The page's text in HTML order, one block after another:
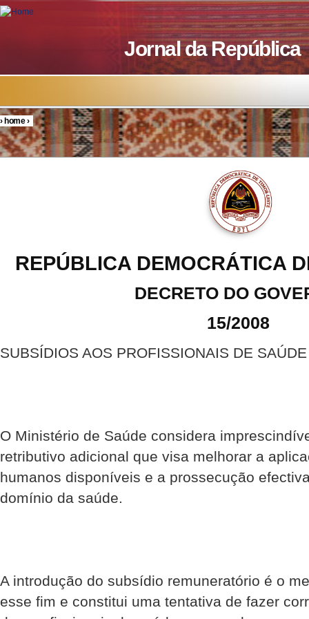
Skip to main content
Jornal da República
You are here
›home›
REPÚBLICA DEMOCRÁTICA
DECRETO DO
15/2008
SUBSÍDIOS AOS PROFISSIONAIS DE SAÚDE
O Ministério de Saúde considera
retributivo adicional que visa melhorar a
humanos disponíveis e a prossecução
domínio da saúde.
A introdução do subsídio remuneratório é o
esse fim e constitui uma tentativa de fazer